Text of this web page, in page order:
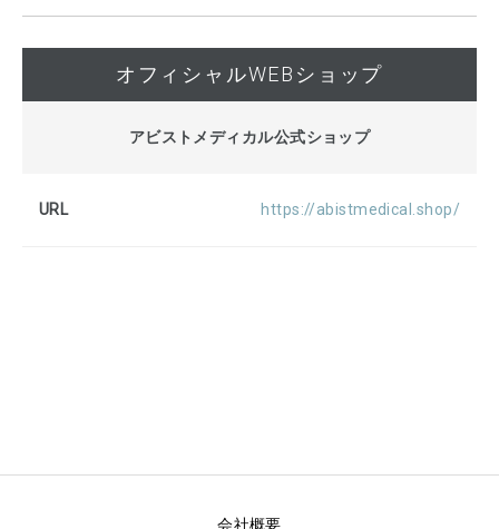
オフィシャルWEBショップ
アビストメディカル公式ショップ
https://abistmedical.shop/
会社概要